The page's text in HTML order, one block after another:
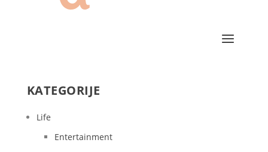
KATEGORIJE
Life
Entertainment